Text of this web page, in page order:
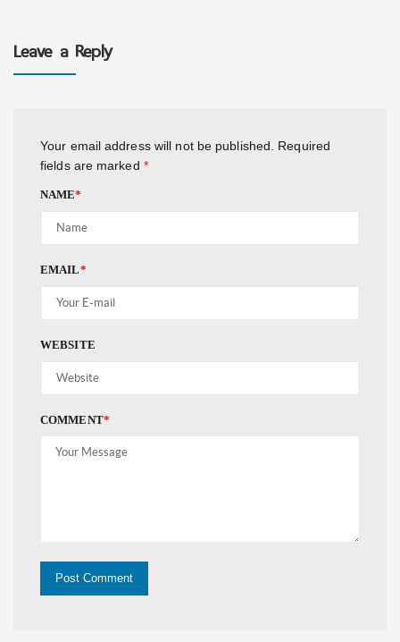
Leave a Reply
Your email address will not be published.
Required
fields are marked *
NAME*
EMAIL*
WEBSITE
COMMENT*